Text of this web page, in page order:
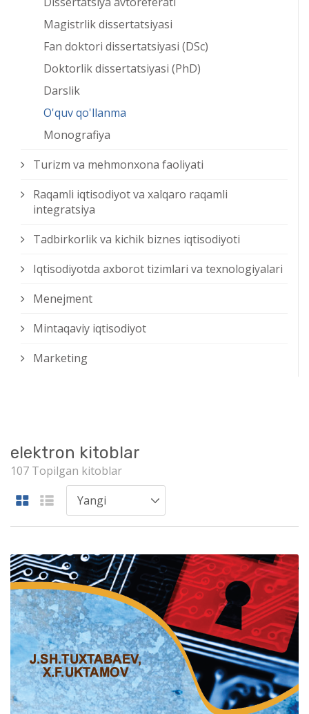
Magistrlik dissertatsiyasi
Fan doktori dissertatsiyasi (DSc)
Doktorlik dissertatsiyasi (PhD)
Darslik
O'quv qo'llanma
Monografiya
Turizm va mehmonxona faoliyati
Raqamli iqtisodiyot va xalqaro raqamli
integratsiya
Tadbirkorlik va kichik biznes iqtisodiyoti
Iqtisodiyotda axborot tizimlari va texnologiyalari
Menejment
Mintaqaviy iqtisodiyot
Marketing
elektron kitoblar
107 Topilgan kitoblar